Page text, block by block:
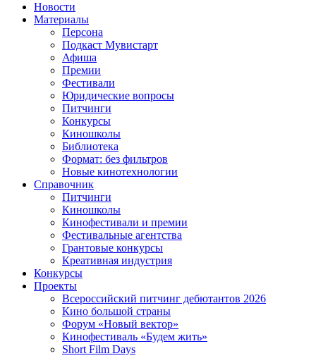
Новости
Материалы
Персона
Подкаст Мувистарт
Афиша
Премии
Фестивали
Юридические вопросы
Питчинги
Конкурсы
Киношколы
Библиотека
Формат: без фильтров
Новые кинотехнологии
Справочник
Питчинги
Киношколы
Кинофестивали и премии
Фестивальные агентства
Грантовые конкурсы
Креативная индустрия
Конкурсы
Проекты
Всероссийский питчинг дебютантов 2026
Кино большой страны
Форум «Новый вектор»
Кинофестиваль «Будем жить»
Short Film Days